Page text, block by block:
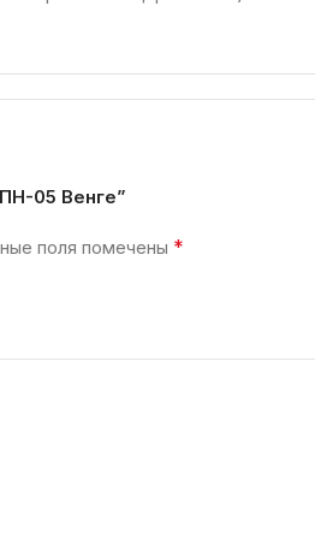
05 Венге”
поля помечены *